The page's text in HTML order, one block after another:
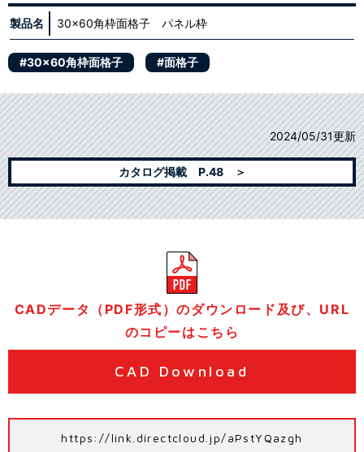
製品名 30×60角枠面格子 パネル枠
#30×60角枠面格子 #面格子
2024/05/31更新
カタログ掲載 P.48 ＞
CADデータ（PDF形式）のダウンロード及び、URL
のコピーはこちら
CAD Download
https://link.directcloud.jp/aPstYQazgh